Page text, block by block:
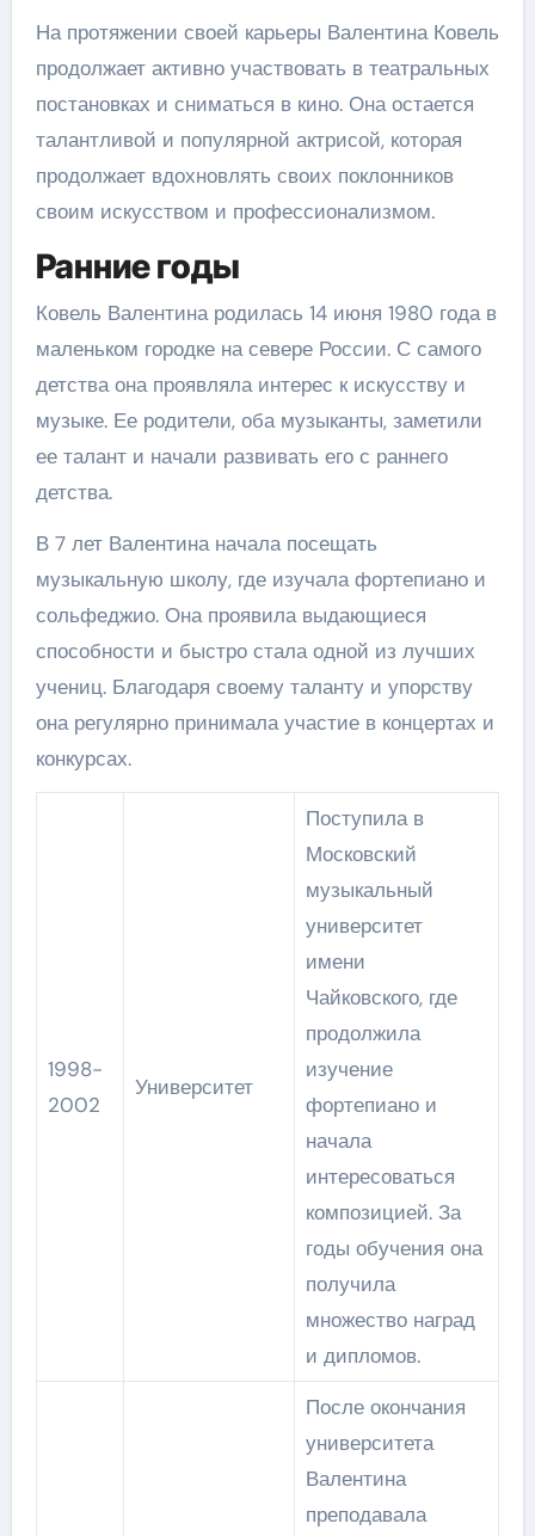
На протяжении своей карьеры Валентина Ковель
продолжает активно участвовать в театральных
постановках и сниматься в кино. Она остается
талантливой и популярной актрисой, которая
продолжает вдохновлять своих поклонников
своим искусством и профессионализмом.
Ранние годы
Ковель Валентина родилась 14 июня 1980 года в
маленьком городке на севере России. С самого
детства она проявляла интерес к искусству и
музыке. Ее родители, оба музыканты, заметили
ее талант и начали развивать его с раннего
детства.
В 7 лет Валентина начала посещать
музыкальную школу, где изучала фортепиано и
сольфеджио. Она проявила выдающиеся
способности и быстро стала одной из лучших
учениц. Благодаря своему таланту и упорству
она регулярно принимала участие в концертах и
конкурсах.
1998-
2002
Университет
Поступила в
Московский
музыкальный
университет
имени
Чайковского, где
продолжила
изучение
фортепиано и
начала
интересоваться
композицией. За
годы обучения она
получила
множество наград
и дипломов.
После окончания
университета
Валентина
преподавала